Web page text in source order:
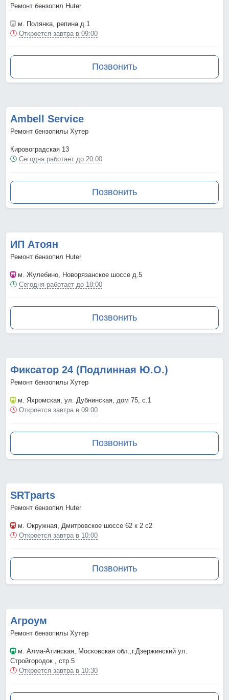
Ремонт бензопил Huter
м. Полянка, репина д.1
Откроется завтра в 09:00
Позвонить
Ambell Service
Ремонт бензопилы Хутер
Кировоградская 13
Сегодня работает до 20:00
Позвонить
ИП Атоян
Ремонт бензопил Huter
м. Жулебино, Новорязанское шоссе д.5
Сегодня работает до 18:00
Позвонить
Фиксатор 24 (Подлинная Ю.О.)
Ремонт бензопилы Хутер
м. Яхромская, ул. Дубнинская, дом 75, с.1
Откроется завтра в 09:00
Позвонить
SRTparts
Ремонт бензопил Huter
м. Окружная, Дмитровское шоссе 62 к 2 с2
Откроется завтра в 10:00
Позвонить
Агроум
Ремонт бензопилы Хутер
м. Алма-Атинская, Московская обл.,г.Дзержинский ул.
Стройгородок , стр.5
Откроется завтра в 10:30